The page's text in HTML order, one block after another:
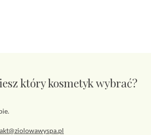
który kosmetyk wybrać?